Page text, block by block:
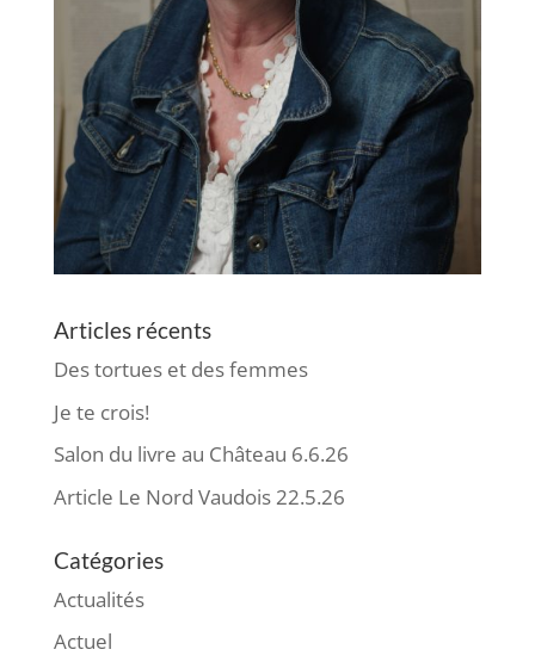
Articles récents
Des tortues et des femmes
Je te crois!
Salon du livre au Château 6.6.26
Article Le Nord Vaudois 22.5.26
Catégories
Actualités
Actuel